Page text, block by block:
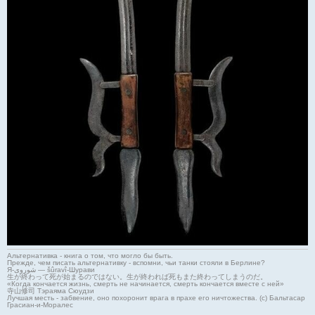
Альтернативка - книга о том, что могло бы быть.
Прежде, чем писать альтернативку - вспомни, чьи танки стояли в Берлине?
Я-شوروی — šûravî-Шурави
生が終わって死が始まるのではない。生が終われば死もまた終わってしまうのだ。
«Когда кончается жизнь, смерть не начинается, смерть кончается вместе с ней»
寺山修司 Тэраяма Сюудзи
Лучшая месть - забвение, оно похоронит врага в прахе его ничтожества. (с) Бальтасар
Грасиан-и-Моралес